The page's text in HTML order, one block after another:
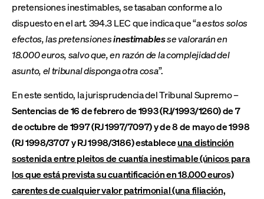
pretensiones inestimables, se tasaban conforme a lo
dispuesto en el art. 394.3 LEC que indica que “a estos solos
efectos, las pretensionesinestimablesse valorarán en
18.000 euros, salvo que, en razón de la complejidad del
asunto, el tribunal disponga otra cosa”.
En este sentido, la jurisprudencia del Tribunal Supremo –
Sentencias de 16 de febrero de 1993 (RJ/1993/1260) de 7
de octubre de 1997 (RJ 1997/7097) y de 8 de mayo de 1998
(RJ 1998/3707 y RJ 1998/3186) estableceuna distinción
sostenida entre pleitos de cuantía inestimable (únicos para
los que está prevista su cuantificación en 18.000 euros)
carentes de cualquier valor patrimonial (una filiación,